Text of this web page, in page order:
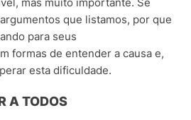
mas muito importante. Se
que listamos, por que
para seus
formas de entender a causa e,
esta dificuldade.
A TODOS